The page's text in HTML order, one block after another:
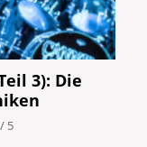
3): Die
5